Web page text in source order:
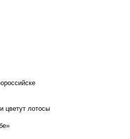
цветут лотосы